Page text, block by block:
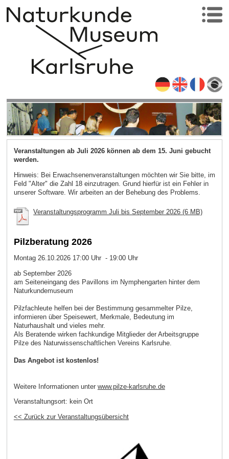
Veranstaltungen ab Juli 2026 können ab dem 15. Juni gebucht
werden.
Hinweis: Bei Erwachsenenveranstaltungen möchten wir Sie bitte, im
Feld "Alter" die Zahl 18 einzutragen. Grund hierfür ist ein Fehler in
unserer Software. Wir arbeiten an der Behebung des Problems.
Veranstaltungsprogramm Juli bis September 2026 (6 MB)
Pilzberatung 2026
Montag 26.10.2026 17:00 Uhr - 19:00 Uhr
ab September 2026
am Seiteneingang des Pavillons im Nymphengarten hinter dem
Naturkundemuseum
Pilzfachleute helfen bei der Bestimmung gesammelter Pilze,
informieren über Speisewert, Merkmale, Bedeutung im
Naturhaushalt und vieles mehr.
Als Beratende wirken fachkundige Mitglieder der Arbeitsgruppe
Pilze des Naturwissenschaftlichen Vereins Karlsruhe.
Das Angebot ist kostenlos!
Weitere Informationen unter www.pilze-karlsruhe.de
Veranstaltungsort: kein Ort
<< Zurück zur Veranstaltungsübersicht